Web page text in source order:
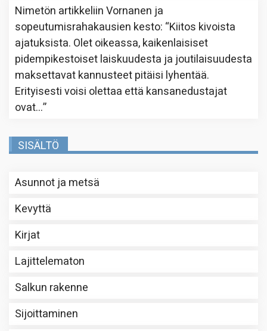
Nimetön artikkeliinVornanen ja
sopeutumisrahakausien kesto: “Kiitos kivoista
ajatuksista. Olet oikeassa, kaikenlaisiset
pidempikestoiset laiskuudesta ja joutilaisuudesta
maksettavat kannusteet pitäisi lyhentää.
Erityisesti voisi olettaa että kansanedustajat
ovat…”
SISÄLTÖ
Asunnot ja metsä
Kevyttä
Kirjat
Lajittelematon
Salkun rakenne
Sijoittaminen